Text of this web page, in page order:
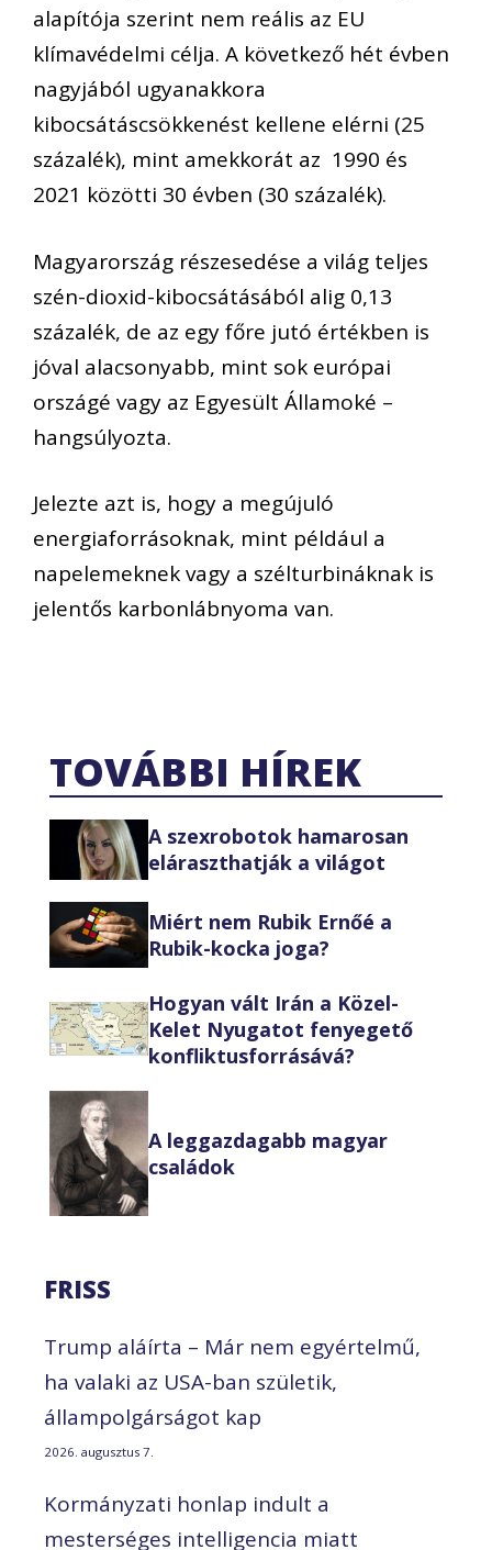
alapítója szerint nem reális az EU
klímavédelmi célja. A következő hét évben
nagyjából ugyanakkora
kibocsátáscsökkenést kellene elérni (25
százalék), mint amekkorát az 1990 és
2021 közötti 30 évben (30 százalék).
Magyarország részesedése a világ teljes
szén-dioxid-kibocsátásából alig 0,13
százalék, de az egy főre jutó értékben is
jóval alacsonyabb, mint sok európai
országé vagy az Egyesült Államoké –
hangsúlyozta.
Jelezte azt is, hogy a megújuló
energiaforrásoknak, mint például a
napelemeknek vagy a szélturbináknak is
jelentős karbonlábnyoma van.
TOVÁBBI HÍREK
A szexrobotok hamarosan
eláraszthatják a világot
Miért nem Rubik Ernőé a
Rubik-kocka joga?
Hogyan vált Irán a Közel-
Kelet Nyugatot fenyegető
konfliktusforrásává?
A leggazdagabb magyar
családok
FRISS
Trump aláírta – Már nem egyértelmű,
ha valaki az USA-ban születik,
állampolgárságot kap
2026. augusztus 7.
Kormányzati honlap indult a
mesterséges intelligencia miatt